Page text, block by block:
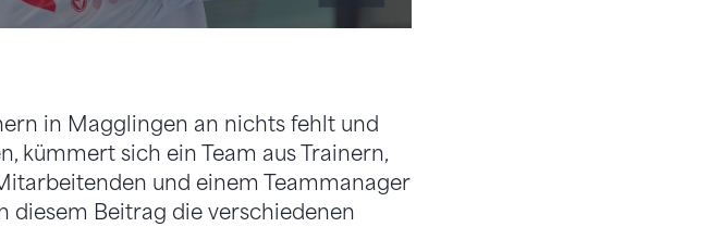
in Magglingen an nichts fehlt und
kümmert sich ein Team aus Trainern,
und einem Teammanager
diesem Beitrag die verschiedenen